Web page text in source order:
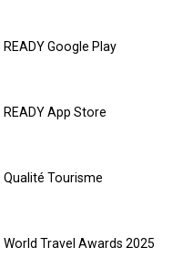
READY Google Play
READY App Store
Qualité Tourisme
World Travel Awards 2025